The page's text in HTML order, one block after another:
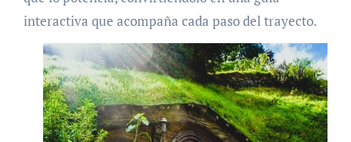
interactiva que acompaña cada paso del trayecto.